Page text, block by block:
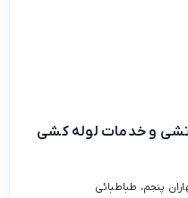
و خدمات لوله کشی
پنجم، طباطبائی